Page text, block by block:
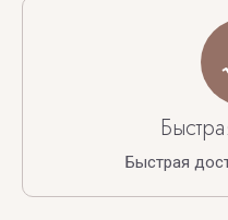
Быстрая